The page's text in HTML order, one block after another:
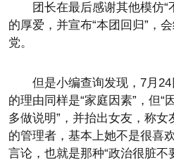
团长在最后感谢其他模仿
的厚爱，并宣布“本团回归”，
党。
但是小编查询发现，7月
的理由同样是“家庭因素”，但“
多做说明”，并抬出女友，称女
的管理者，基本上她不是很喜
言论，也就是那种“政治很脏不